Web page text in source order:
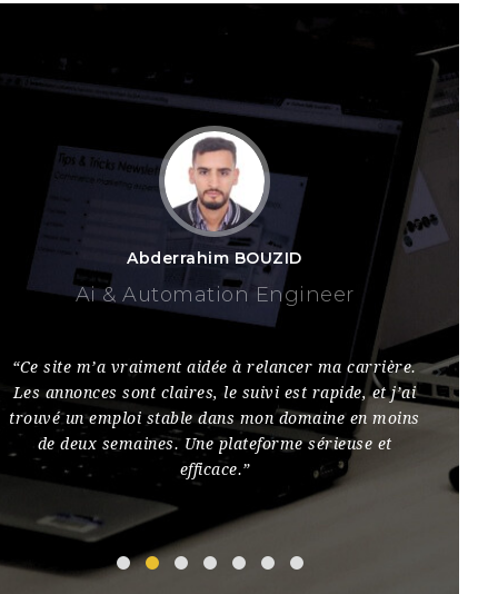
Abderrahim BOUZID
Ai & Automation Engineer
“Ce site m’a vraiment aidée à relancer ma carrière.
Les annonces sont claires, le suivi est rapide, et j’ai
trouvé un emploi stable dans mon domaine en moins
de deux semaines. Une plateforme sérieuse et
efficace.”
“Ce